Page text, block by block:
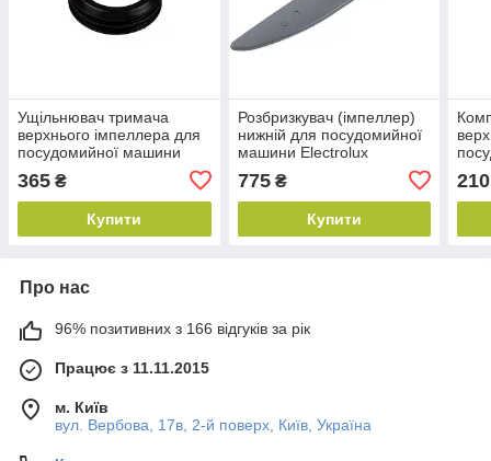
Ущільнювач тримача
верхнього імпеллера для
посудомийної машини
365 ₴
Купити
Розбризкувач (імпеллер)
нижній для посудомийної
машини Electrolux
775₴
Купити
210
Про нас
96% позитивних з 166 відгуків за рік
Працює з 11.11.2015
м. Київ
вул. Вербова, 17в, 2-й поверх, Київ, Україна